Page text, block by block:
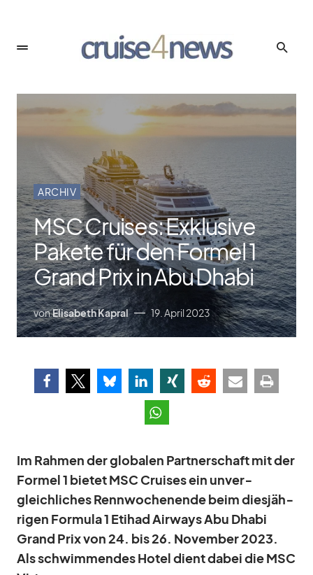
ARCHIV
MSC Cruises: Exklusive
Pakete für den Formel 1
Grand Prix in Abu Dhabi
vonElisabeth Kapral 19. April 2023
Im Rah­men der glo­ba­len Part­ner­schaft mit der
For­mel 1 bie­tetMSC Crui­sesein un­ver­
gleich­li­ches Renn­wo­chen­ende beim dies­jäh­
ri­gen For­mula 1 Eti­had Air­ways Abu Dhabi
Grand Prix von 24. bis 26. No­vem­ber 2023.
Als schwim­men­des Ho­tel dient da­bei die MSC